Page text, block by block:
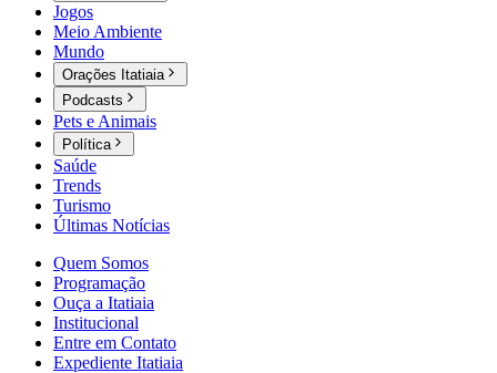
Jogos
Meio Ambiente
Mundo
Orações Itatiaia
Podcasts
Pets e Animais
Política
Saúde
Trends
Turismo
Últimas Notícias
Quem Somos
Programação
Ouça a Itatiaia
Institucional
Entre em Contato
Expediente Itatiaia